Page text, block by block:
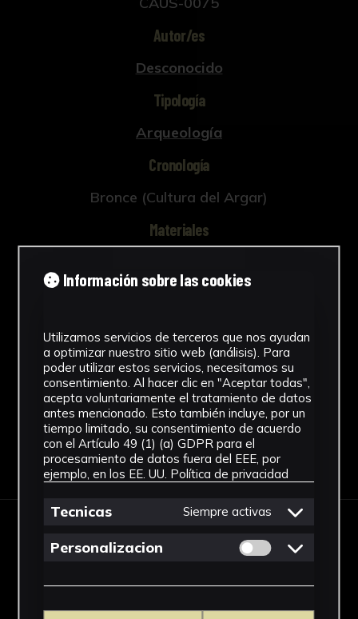
Autor/es
Desconocido
Tipología
Arqueología
Cronología
Bronce (Cultura del Argar)
Materiales
Patrimonio Cultural
Ver más
Descargar Ficha
IMÁGENES
Información sobre las cookies
Utilizamos servicios de terceros que nos ayudan
a optimizar nuestro sitio web (análisis). Para
poder utilizar estos servicios, necesitamos su
consentimiento. Al hacer clic en "Aceptar todas",
acepta voluntariamente el tratamiento de datos
antes mencionado. Esto también incluye, por un
tiempo limitado, su consentimiento de acuerdo
con el Artículo 49 (1) (a) GDPR para el
procesamiento de datos fuera del EEE, por
ejemplo, en los EE. UU. Política de privacidad
Tecnicas Siempre activas
Personalizacion Permitir cookies